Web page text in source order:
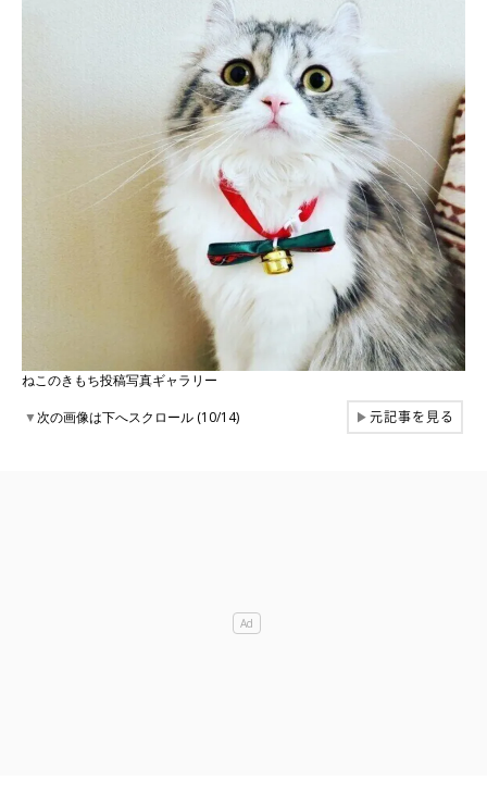
ねこのきもち投稿写真ギャラリー
▼次の画像は下へスクロール (10/14) ▶元記事を見る